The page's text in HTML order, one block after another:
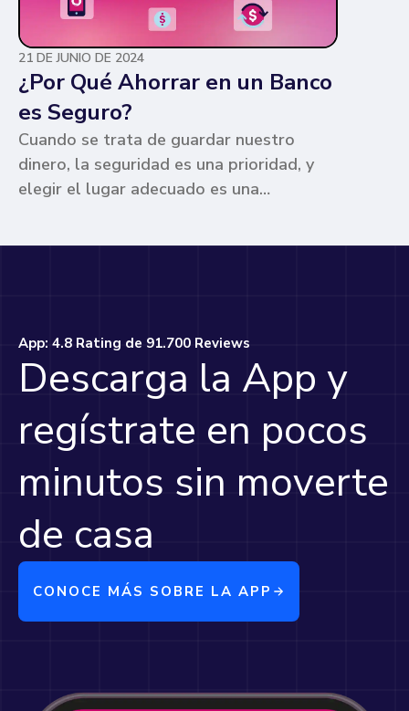
21 DE JUNIO DE 2024
¿Por Qué Ahorrar en un Banco
es Seguro?
Cuando se trata de guardar nuestro
dinero, la seguridad es una prioridad, y
elegir el lugar adecuado es una
App: 4.8 Rating de 91.700 Reviews
Descarga la App y
regístrate en pocos
minutos sin moverte
de casa
CONOCE MÁS SOBRE LA APP